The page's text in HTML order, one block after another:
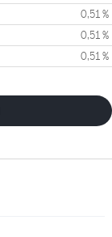
0,51 %
0,51 %
0,51 %